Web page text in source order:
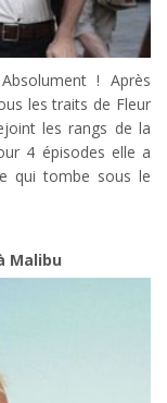
! Après
les traits de Fleur
les rangs de la
4 épisodes elle a
qui tombe sous le
Malibu